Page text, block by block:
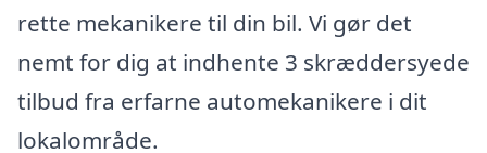
rette mekanikere til din bil. Vi gør det
nemt for dig at indhente 3 skræddersyede
tilbud fra erfarne automekanikere i dit
lokalområde.